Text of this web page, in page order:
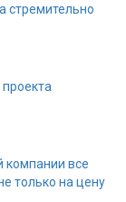
стремительно
компании все
только на цену